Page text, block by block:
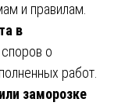
и правилам.
в
о
работ.
заморозке